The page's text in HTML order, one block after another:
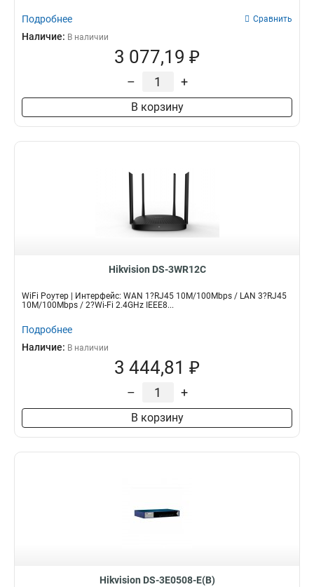
Подробнее Сравнить
Наличие: В наличии
3 077,19 ₽
– +
В корзину
Hikvision DS-3WR12C
WiFi Роутер | Интерфейс: WAN 1?RJ45 10M/100Mbps / LAN 3?RJ45
10M/100Mbps / 2?Wi-Fi 2.4GHz IEEE8...
Подробнее
Наличие: В наличии
3 444,81 ₽
– +
В корзину
Hikvision DS-3E0508-E(B)